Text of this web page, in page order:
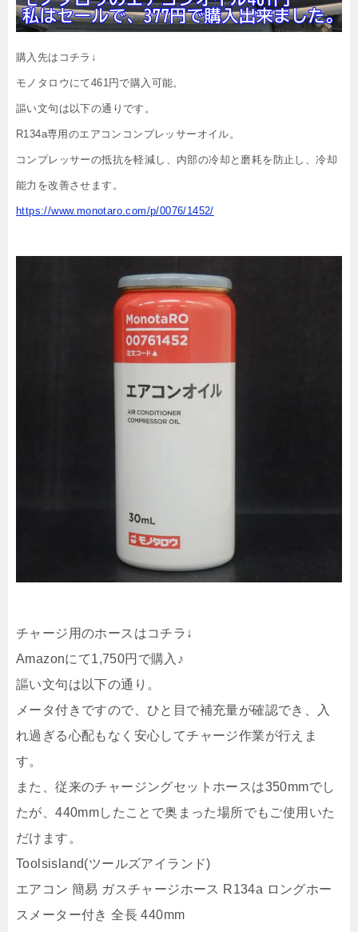
購入先はコチラ↓
モノタロウにて461円で購入可能。
謳い文句は以下の通りです。
R134a専用のエアコンコンプレッサーオイル。
コンプレッサーの抵抗を軽減し、内部の冷却と磨耗を防止し、冷却
能力を改善させます。
https://www.monotaro.com/p/0076/1452/
チャージ用のホースはコチラ↓
Amazonにて1,750円で購入♪
謳い文句は以下の通り。
メータ付きですので、ひと目で補充量が確認でき、入
れ過ぎる心配もなく安心してチャージ作業が行えま
す。
また、従来のチャージングセットホースは350mmでし
たが、440mmしたことで奥まった場所でもご使用いた
だけます。
Toolsisland(ツールズアイランド)
エアコン 簡易 ガスチャージホース R134a ロングホー
スメーター付き 全長 440mm